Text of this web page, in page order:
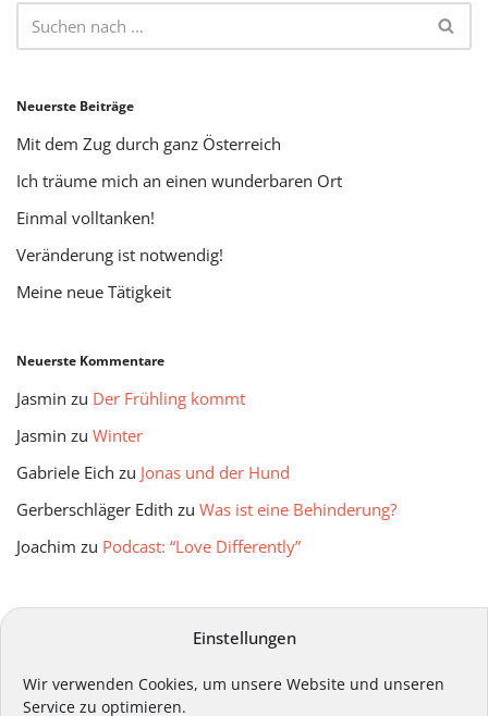
Einstellungen
Wir verwenden Cookies, um unsere Website und unseren
Service zu optimieren.
Neuerste Beiträge
Mit dem Zug durch ganz Österreich
Ich träume mich an einen wunderbaren Ort
Einmal volltanken!
Veränderung ist notwendig!
Meine neue Tätigkeit
Neuerste Kommentare
Jasmin zu Der Frühling kommt
Jasmin zu Winter
Gabriele Eich zu Jonas und der Hund
Gerberschläger Edith zu Was ist eine Behinderung?
Joachim zu Podcast: “Love Differently”